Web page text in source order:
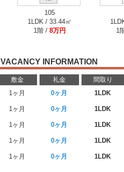
105
1LDK / 33.44㎡
1階 / 8万円
1
VACANCY INFORMATION
敷金 礼金 間取り
1ヶ月 0ヶ月 1LDK
1ヶ月 0ヶ月 1LDK
1ヶ月 0ヶ月 1LDK
1ヶ月 0ヶ月 1LDK
1ヶ月 0ヶ月 1LDK